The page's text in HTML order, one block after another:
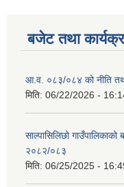
बजेट तथा
आ.व. ०८३/०८४ को नीति
मिति: 06/22/2026 -
साल्पासिलिछो गाउँपालिकाको
२०८२/०८३
मिति: 06/25/2025 -